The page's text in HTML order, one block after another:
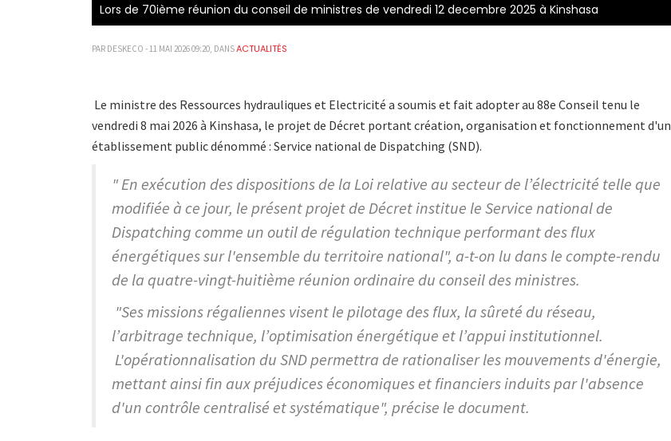
Lors de 70ième réunion du conseil de ministres de vendredi 12 decembre 2025 à Kinshasa
PAR DESKECO - 11 MAI 2026 09:20, DANSACTUALITÉS
Le ministre des Ressources hydrauliques et Electricité a soumis et fait adopter au 88e Conseil tenu le
vendredi 8 mai 2026 à Kinshasa, le projet de Décret portant création, organisation et fonctionnement d'un
établissement public dénommé : Service national de Dispatching (SND).
" En exécution des dispositions de la Loi relative au secteur de l’électricité telle que
modifiée à ce jour, le présent projet de Décret institue le Service national de
Dispatching comme un outil de régulation technique performant des flux
énergétiques sur l'ensemble du territoire national", a-t-on lu dans le compte-rendu
de la quatre-vingt-huitième réunion ordinaire du conseil des ministres.
"Ses missions régaliennes visent le pilotage des flux, la sûreté du réseau,
l’arbitrage technique, l’optimisation énergétique et l’appui institutionnel.
L'opérationnalisation du SND permettra de rationaliser les mouvements d'énergie,
mettant ainsi fin aux préjudices économiques et financiers induits par l'absence
d'un contrôle centralisé et systématique", précise le document.